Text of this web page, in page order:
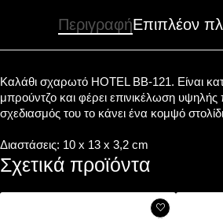
ΠεριγραφήΕπιπλέον
Καλάθι σχαρωτό HOTEL BB-121. Είναι
μπρούντζο και φέρει επινικέλωση υψηλής
σχεδιασμός του το κάνει ένα κομψό
Διαστάσεις: 10 x 13 x 3,2 cm
Σχετικά προϊόντα